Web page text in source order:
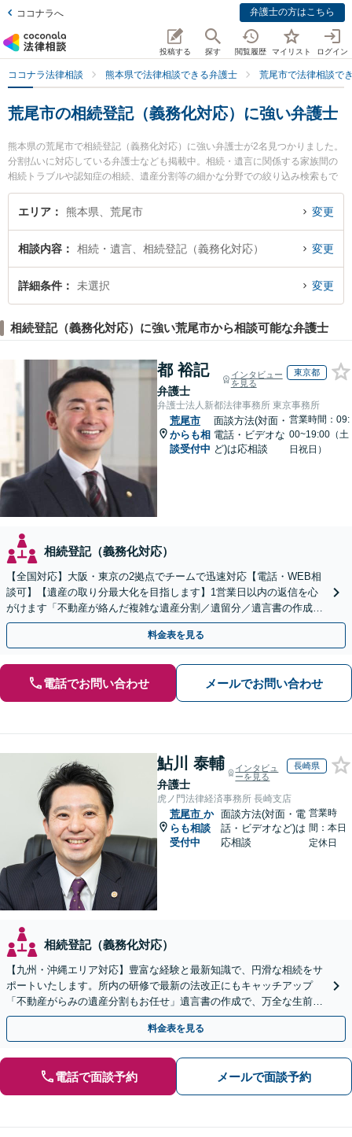
ココナラへ 弁護士の方はこちら
投稿する 探す 閲覧履歴 マイリスト ログイン
ココナラ法律相談 熊本県で法律相談できる弁護士 荒尾市で法律相談で
荒尾市の相続登記（義務化対応）に強い弁護士
熊本県の荒尾市で相続登記（義務化対応）に強い弁護士が2名見つかりました。
分割払いに対応している弁護士なども掲載中。相続・遺言に関係する家族間の
相続トラブルや認知症の相続、遺産分割等の細かな分野での絞り込み検索もで
き便利です。特に弁護士法人ひのくに 荒尾事務所の笠 賢太朗弁護士や弁護士法
人ひのくに 荒尾事務所の松岡 智之弁護士のプロフィール情報や弁護士費用、強
応）のトラブル解決の実績豊富な近くの弁護士を検索したい』『初回相談無料
で相続登記（義務化対応）を法律相談できる荒尾市内の弁護士に相談予約した
い』などでお困りの相談者さんにおすすめです。
エリア 熊本県、荒尾市 変更
相談内容 相続・遺言、相続登記（義務化対応） 変更
詳細条件 未選択 変更
相続登記（義務化対応）に強い荒尾市から相談可能な弁護士
都 裕記
弁護士
インタビュー
を見る
東京都
弁護士法人新都法律事務所 東京事務所
荒尾市
からも相
談受付中
面談方法(対面・
電話・ビデオな
ど)は応相談
営業時間：09:
00~19:00（土
日祝日）
相続登記（義務化対応）
【全国対応】大阪・東京の2拠点でチームで迅速対応【電話・WEB相
談可】【遺産の取り分最大化を目指します】1営業日以内の返信を心
がけます「不動産が絡んだ複雑な遺産分割／遺留分／遺言書の作成・
執行／事業承継など、お任せください」【休日相談あり】
料金表を見る
電話でお問い合わせ メールでお問い合わせ
鮎川 泰輔
弁護士
インタビュ
ーを見る
長崎県
虎ノ門法律経済事務所 長崎支店
荒尾市 か
らも相談
受付中
面談方法(対面・電
話・ビデオなど)は
応相談
営業時
間：本日
定休日
相続登記（義務化対応）
【九州・沖縄エリア対応】豊富な経験と最新知識で、円滑な相続をサ
ポートいたします。所内の研修で最新の法改正にもキャッチアップ
「不動産がらみの遺産分割もお任せ」遺言書の作成で、万全な生前対
策をおこないましょう【夜間・休日面談可】
料金表を見る
電話で面談予約 メールで面談予約